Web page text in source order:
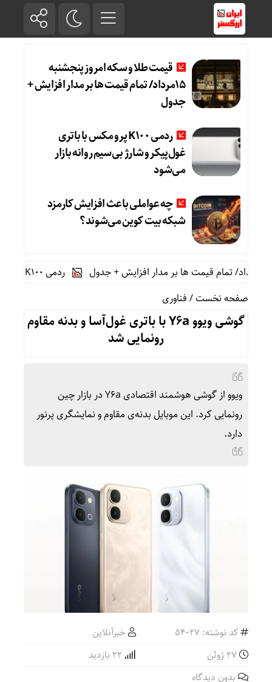
قیمت طلا و سکه امروز پنجشنبه
15مرداد/ تمام قیمت ها بر مدار افزایش +
جدول
ردمی K100 پرو مکس با باتری
غول‌پیکر و شارژ بی‌سیم روانه بازار
می‌شود
چه عواملی باعث افزایش کارمزد
شبکه بیت کوین می‌شوند؟
ردمی K100 پرو مکس با باتری غول‌پیکر و شارژ بی‌سیم روانه بازار می‌شود
صفحه نخست/فناوری
گوشی ویوو Y۶a با باتری غول‌آسا و بدنه مقاوم
رونمایی شد
ویوو از گوشی هوشمند اقتصادی Y۶a در بازار چین
رونمایی کرد. این موبایل بدنه‌ی مقاوم و نمایشگری پرنور
دارد.
کد نوشته: 54027
خبرآنلاین
بدون دیدگاه